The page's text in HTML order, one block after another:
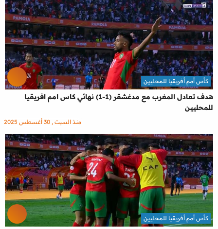
هدف تعادل المغرب مع مدغشقر (1-1) نهائي كاس امم افريقيا
للمحليين
كأس أمم أفريقيا للمحليين
منذ السبت , 30 أغسطس 2025
كأس أمم أفريقيا للمحليين